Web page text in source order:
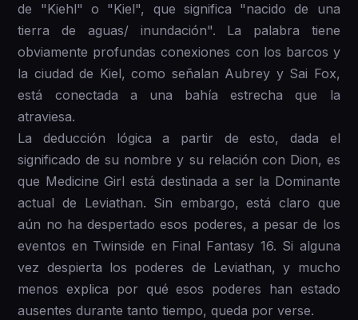
de "Kiehl" o "Kiel", que significa "nacido de una
tierra de aguas/ inundación". La palabra tiene
obviamente profundas conexiones con los barcos y
la ciudad de Kiel, como señalan Aubrey y Sai Fox,
está conectada a una bahía estrecha que la
atraviesa.
La deducción lógica a partir de esto, dada el
significado de su nombre y su relación con Dion, es
que Medicine Girl está destinada a ser la Dominante
actual de Leviathan. Sin embargo, está claro que
aún no ha despertado esos poderes, a pesar de los
eventos en Twinside en Final Fantasy 16. Si alguna
vez despierta los poderes de Leviathan, y mucho
menos explica por qué esos poderes han estado
ausentes durante tanto tiempo, queda por verse.